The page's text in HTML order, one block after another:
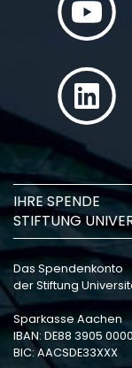
IHRE SPENDE
STIFTUNG
Das Spendenkonto
der Stiftung
Sparkasse Aachen
IBAN: DE88 3905
BIC: AACSDE33XXX